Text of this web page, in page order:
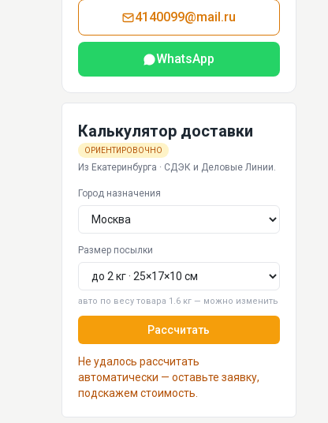
4140099@mail.ru
WhatsApp
Калькулятор доставки
ОРИЕНТИРОВОЧНО
Из Екатеринбурга · СДЭК и Деловые Линии.
Город назначения
Размер посылки
авто по весу товара 1.6 кг — можно изменить
Рассчитать
Не удалось рассчитать
автоматически — оставьте заявку,
подскажем стоимость.